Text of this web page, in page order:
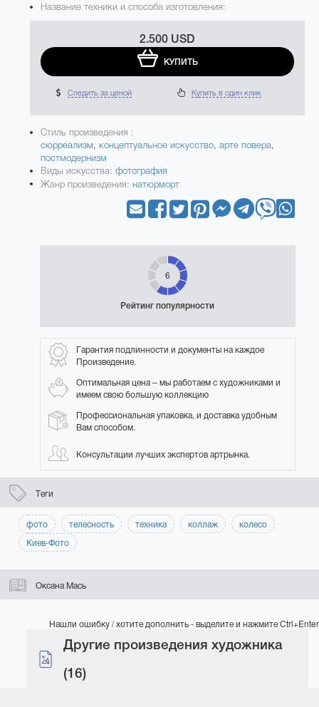
Название техники и способа изготовления:
2.500 USD
КУПИТЬ
Следить за ценой Купить в один клик
Стиль произведения :
сюрреализм,концептуальное искусство,арте повера,
постмодернизм
Виды искусства:фотография
Жанр произведения: натюрморт
6
Рейтинг популярности
Гарантия подлинности и документы на каждое
Произведение.
Оптимальная цена – мы работаем с художниками и
имеем свою большую коллекцию
Профессиональная упаковка, и доставка удобным
Вам способом.
Консультации лучших экспертов артрынка.
Теги
фото телесность техника коллаж
колесо
Киев-Фото
Оксана Мась
Нашли ошибку / хотите дополнить - выделите и нажмите Ctrl+Enter
Другие произведения художника
(16)